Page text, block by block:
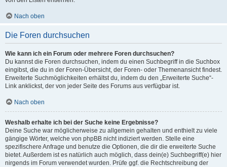
Nach oben
Die Foren durchsuchen
Wie kann ich ein Forum oder mehrere Foren durchsuchen?
Du kannst die Foren durchsuchen, indem du einen Suchbegriff in die Suchbox
eingibst, die du in der Foren-Übersicht, der Foren- oder Themenansicht findest.
Erweiterte Suchmöglichkeiten erhältst du, indem du den „Erweiterte Suche“-
Link anklickst, der von jeder Seite des Forums aus verfügbar ist.
Nach oben
Weshalb erhalte ich bei der Suche keine Ergebnisse?
Deine Suche war möglicherweise zu allgemein gehalten und enthielt zu viele
gängige Wörter, welche von phpBB nicht indiziert werden. Stelle eine
spezifischere Anfrage und benutze die Optionen, die dir die erweiterte Suche
bietet. Außerdem ist es natürlich auch möglich, dass dein(e) Suchbegriff(e) hier
nirgends im Forum verwendet wurden. Prüfe ggf. die Rechtschreibung der